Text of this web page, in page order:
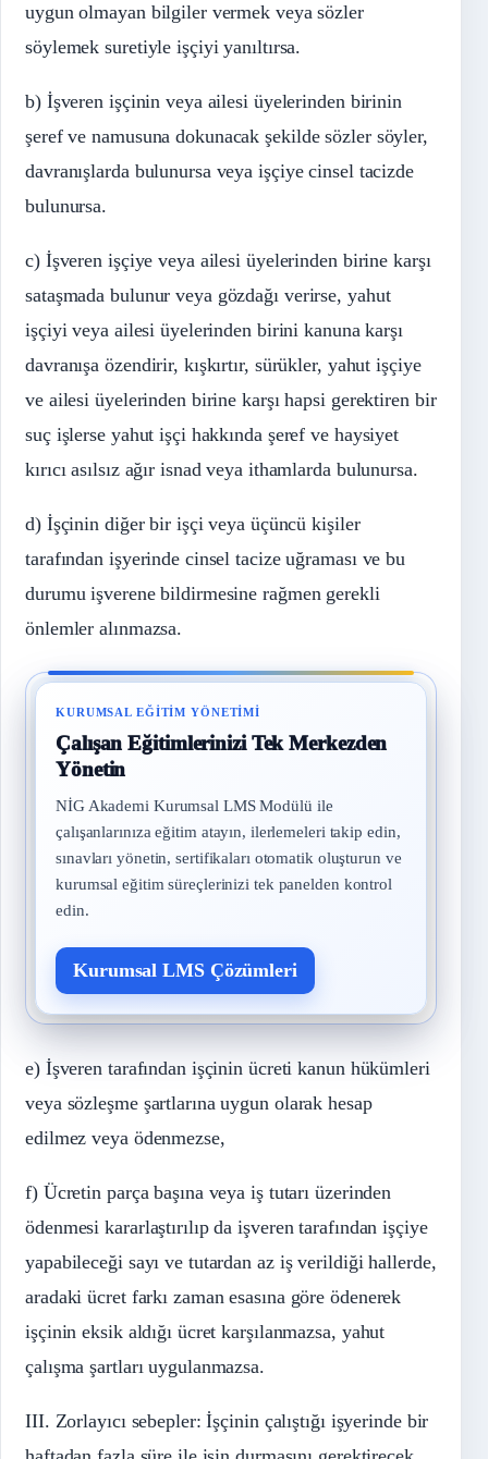
uygun olmayan bilgiler vermek veya sözler
söylemek suretiyle işçiyi yanıltırsa.
b) İşveren işçinin veya ailesi üyelerinden birinin
şeref ve namusuna dokunacak şekilde sözler söyler,
davranışlarda bulunursa veya işçiye cinsel tacizde
bulunursa.
c) İşveren işçiye veya ailesi üyelerinden birine karşı
sataşmada bulunur veya gözdağı verirse, yahut
işçiyi veya ailesi üyelerinden birini kanuna karşı
davranışa özendirir, kışkırtır, sürükler, yahut işçiye
ve ailesi üyelerinden birine karşı hapsi gerektiren bir
suç işlerse yahut işçi hakkında şeref ve haysiyet
kırıcı asılsız ağır isnad veya ithamlarda bulunursa.
d) İşçinin diğer bir işçi veya üçüncü kişiler
tarafından işyerinde cinsel tacize uğraması ve bu
durumu işverene bildirmesine rağmen gerekli
önlemler alınmazsa.
KURUMSAL EĞITIM YÖNETIMI
Çalışan Eğitimlerinizi Tek Merkezden
Yönetin
NİG Akademi Kurumsal LMS Modülü ile
çalışanlarınıza eğitim atayın, ilerlemeleri takip edin,
sınavları yönetin, sertifikaları otomatik oluşturun ve
kurumsal eğitim süreçlerinizi tek panelden kontrol
edin.
Kurumsal LMS Çözümleri
e) İşveren tarafından işçinin ücreti kanun hükümleri
veya sözleşme şartlarına uygun olarak hesap
edilmez veya ödenmezse,
f) Ücretin parça başına veya iş tutarı üzerinden
ödenmesi kararlaştırılıp da işveren tarafından işçiye
yapabileceği sayı ve tutardan az iş verildiği hallerde,
aradaki ücret farkı zaman esasına göre ödenerek
işçinin eksik aldığı ücret karşılanmazsa, yahut
çalışma şartları uygulanmazsa.
III. Zorlayıcı sebepler: İşçinin çalıştığı işyerinde bir